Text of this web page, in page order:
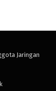
Jaringan